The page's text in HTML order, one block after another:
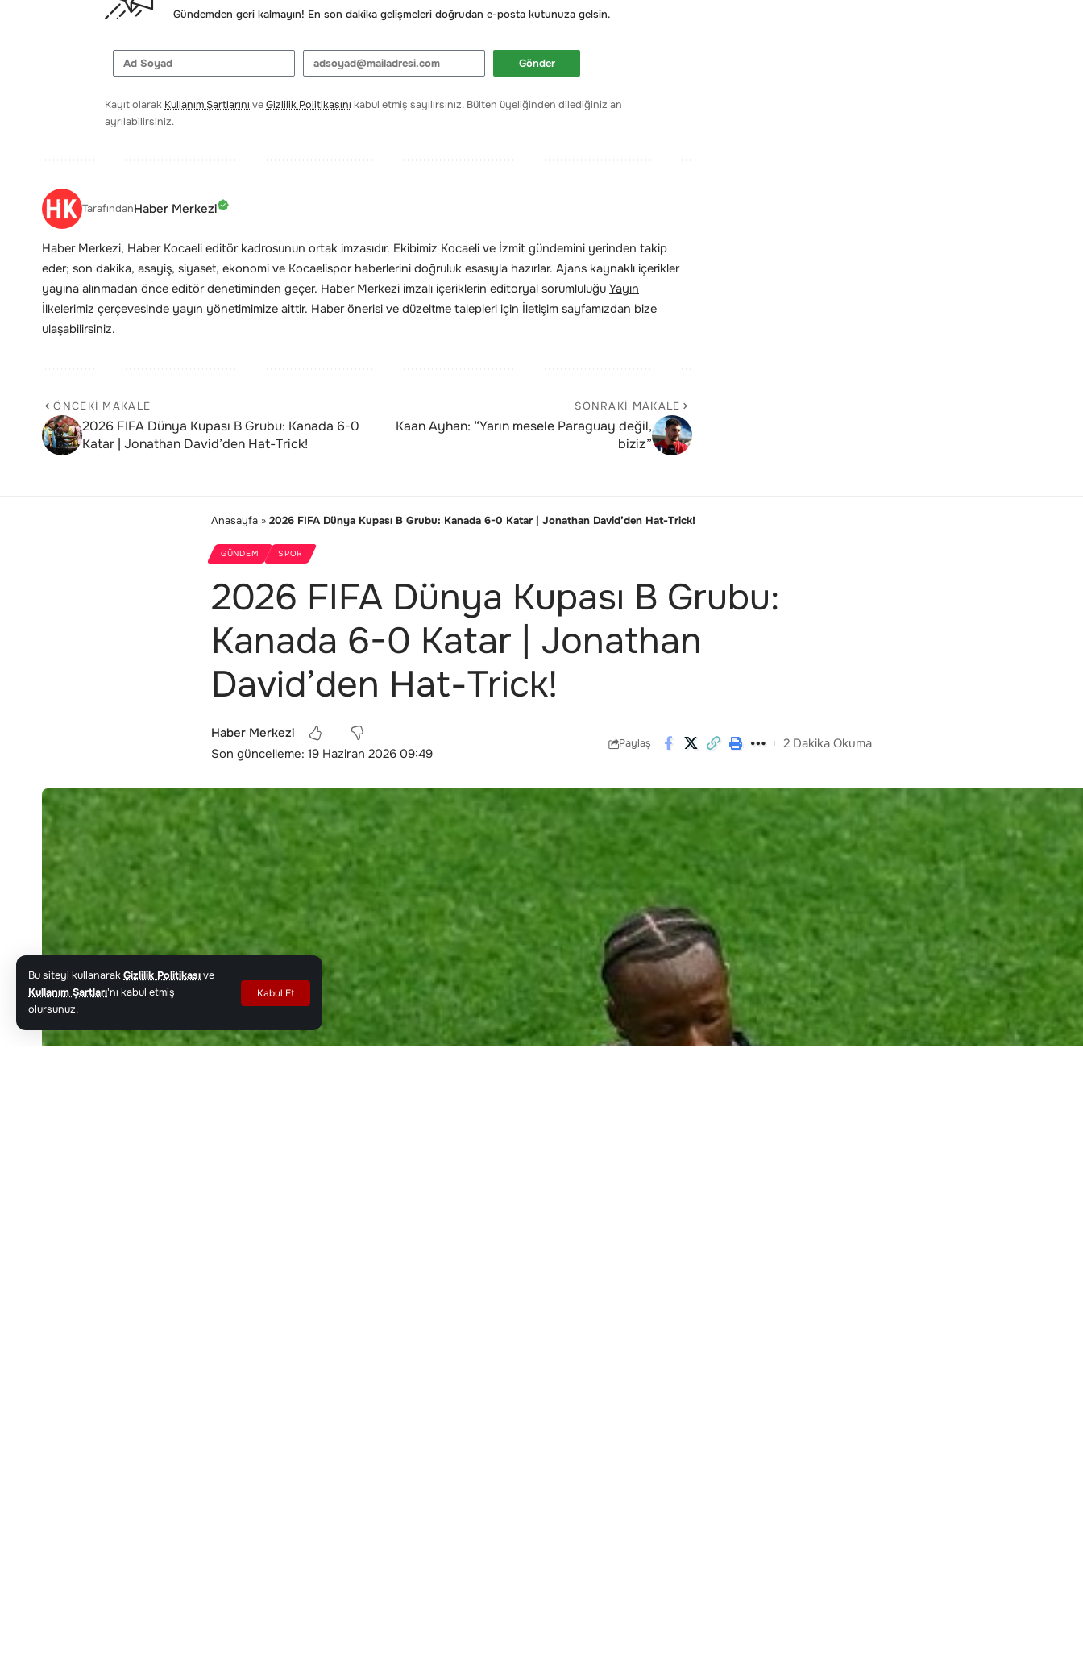
Bu siteyi kullanarakGizlilik Politikasıve
Kullanım Şartları'nı kabul etmiş
olursunuz.
Kabul Et
Gündemden geri kalmayın! En son dakika gelişmeleri doğrudan e-posta kutunuza gelsin.
Gönder
Kayıt olarak Kullanım Şartlarını veGizlilik Politikasını kabul etmiş sayılırsınız. Bülten üyeliğinden dilediğiniz an
ayrılabilirsiniz.
TarafındanHaber Merkezi
Haber Merkezi, Haber Kocaeli editör kadrosunun ortak imzasıdır. Ekibimiz Kocaeli ve İzmit gündemini yerinden takip
eder; son dakika, asayiş, siyaset, ekonomi ve Kocaelispor haberlerini doğruluk esasıyla hazırlar. Ajans kaynaklı içerikler
yayına alınmadan önce editör denetiminden geçer. Haber Merkezi imzalı içeriklerin editoryal sorumluluğu Yayın
İlkelerimiz çerçevesinde yayın yönetimimize aittir. Haber önerisi ve düzeltme talepleri için İletişim sayfamızdan bize
ulaşabilirsiniz.
ÖNCEKI MAKALE
2026 FIFA Dünya Kupası B Grubu: Kanada 6-0
Katar | Jonathan David’den Hat-Trick!
SONRAKI MAKALE
Kaan Ayhan: “Yarın mesele Paraguay değil,
biziz”
Anasayfa » 2026 FIFA Dünya Kupası B Grubu: Kanada 6-0 Katar | Jonathan David’den Hat-Trick!
GÜNDEM SPOR
2026 FIFA Dünya Kupası B Grubu:
Kanada 6-0 Katar | Jonathan
David’den Hat-Trick!
Son güncelleme: 19 Haziran 2026 09:49
Haber Merkezi
Paylaş 2 Dakika Okuma